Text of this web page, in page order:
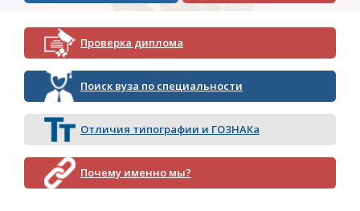
Проверка диплома
Поиск вуза по специальности
Отличия типографии и ГОЗНАКа
Почему именно мы?